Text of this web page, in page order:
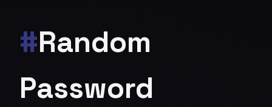
#Random
Password